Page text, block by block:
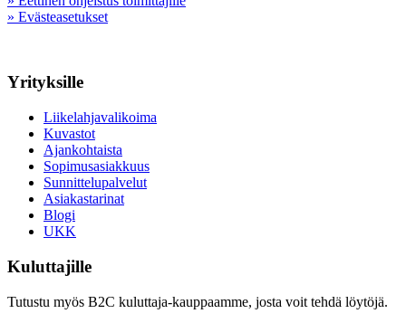
» Evästeasetukset
Yrityksille
Liikelahjavalikoima
Kuvastot
Ajankohtaista
Sopimusasiakkuus
Sunnittelupalvelut
Asiakastarinat
Blogi
UKK
Kuluttajille
Tutustu myös B2C kuluttaja-kauppaamme, josta voit tehdä löytöjä.